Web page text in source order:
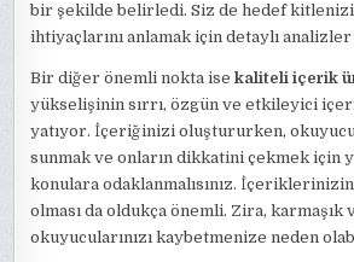
bir şekilde belirledi. Siz de hedef
ihtiyaçlarını anlamak için detaylı analizler
Bir diğer önemli nokta isekaliteli içerik
yükselişinin sırrı, özgün ve etkileyici
yatıyor. İçeriğinizi oluştururken,
sunmak ve onların dikkatini çekmek için
konulara odaklanmalısınız. İçeriklerinizin
olması da oldukça önemli. Zira, karmaşık
okuyucularınızı kaybetmenize neden